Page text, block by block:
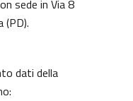
sede in Via 8
(PD).
dati della